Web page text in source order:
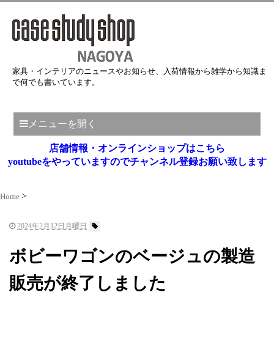
家具・インテリアのニュースやお知らせ、入荷情報から雑学から知識ま
で何でも書いています。
メニューを開く
店舗情報・オンラインショップはこちら
youtubeをやっていますのでチャンネル登録お願い致します
Home
2024年2月12日月曜日
ボビーワゴンのベージュの製造
販売が終了しました